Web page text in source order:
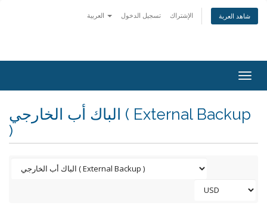
تسجيل الدخول الإشتراك شاهد العربة
الباك أب الخارجي ( External Backup
)